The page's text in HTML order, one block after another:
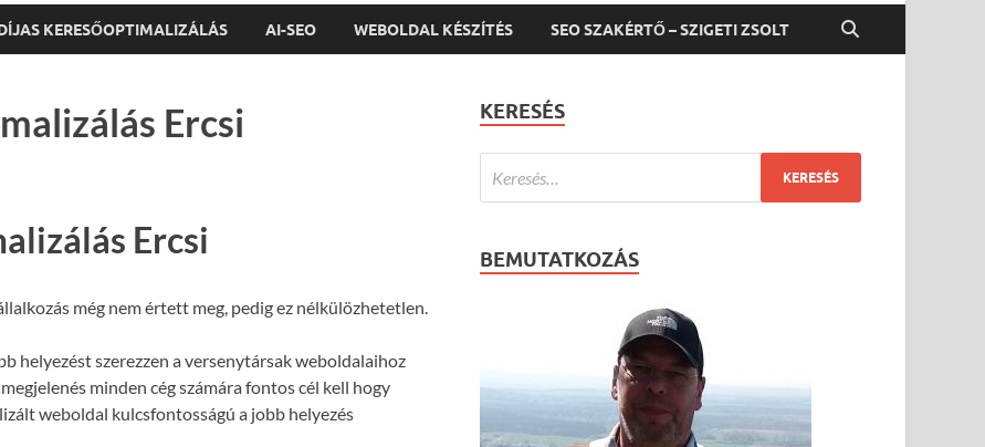
KERESŐOPTIMALIZÁLÁS AI-SEO WEBOLDAL KÉSZÍTÉS SEO SZAKÉRTŐ – SZIGETI ZSOLT
Ercsi
Ercsi
még nem értett meg, pedig ez nélkülözhetetlen.
helyezést szerezzen a versenytársak weboldalaihoz
minden cég számára fontos cél kell hogy
weboldal kulcsfontosságú a jobb helyezés
KERESÉS
BEMUTATKOZÁS